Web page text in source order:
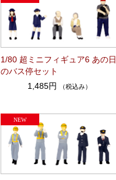
1/80 超ミニフィギュア6 あの日
のバス停セット
1,485円
（税込み）